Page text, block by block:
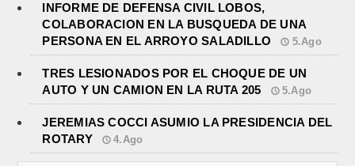
INFORME DE DEFENSA CIVIL LOBOS,
COLABORACION EN LA BUSQUEDA DE UNA
PERSONA EN EL ARROYO SALADILLO
5.Ago
TRES LESIONADOS POR EL CHOQUE DE UN
AUTO Y UN CAMION EN LA RUTA 205
5.Ago
JEREMIAS COCCI ASUMIO LA PRESIDENCIA DEL
ROTARY
4.Ago